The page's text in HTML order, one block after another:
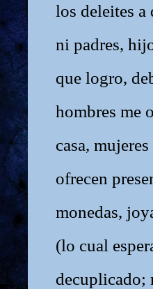
los deleites a
ni padres,
que logro,
hombres me
casa,
ofrecen
monedas,
(lo cual
decuplicado;